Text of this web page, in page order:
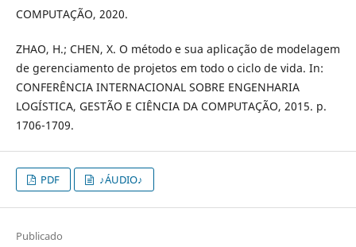
COMPUTAÇÃO, 2020.
ZHAO, H.; CHEN, X. O método e sua aplicação de modelagem
de gerenciamento de projetos em todo o ciclo de vida. In:
CONFERÊNCIA INTERNACIONAL SOBRE ENGENHARIA
LOGÍSTICA, GESTÃO E CIÊNCIA DA COMPUTAÇÃO, 2015. p.
1706-1709.
PDF ♪ÁUDIO♪
Publicado